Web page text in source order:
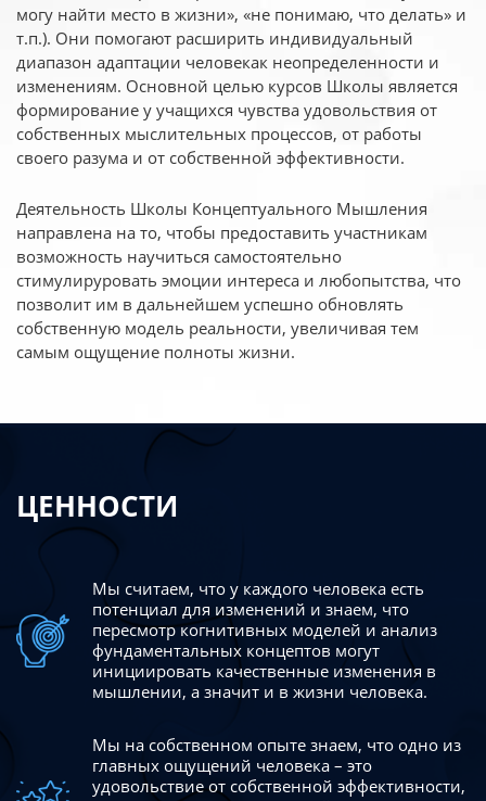
могу найти место в жизни», «не понимаю, что делать» и
т.п.). Они помогают расширить индивидуальный
диапазон адаптации человекак неопределенности и
изменениям. Основной целью курсов Школы является
формирование у учащихся чувства удовольствия от
собственных мыслительных процессов, от работы
своего разума и от собственной эффективности.
Деятельность Школы Концептуального Мышления
направлена на то, чтобы предоставить участникам
возможность научиться самостоятельно
стимулируровать эмоции интереса и любопытства, что
позволит им в дальнейшем успешно обновлять
собственную модель реальности, увеличивая тем
самым ощущение полноты жизни.
ЦЕННОСТИ
Мы считаем, что у каждого человека есть
потенциал для изменений и знаем, что
пересмотр когнитивных моделей и анализ
фундаментальных концептов могут
инициировать качественные изменения в
мышлении, а значит и в жизни человека.
Мы на собственном опыте знаем, что одно из
главных ощущений человека – это
удовольствие от собственной эффективности,